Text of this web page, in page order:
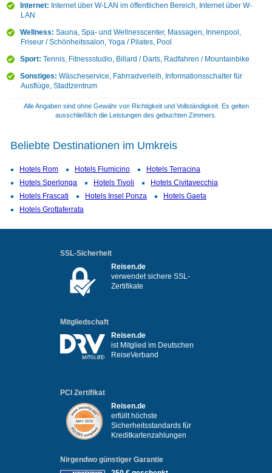
Internet: Internet über W-LAN im öffentlichen Bereich, Internet über W-
LAN
Wellness: Sauna, Spa- und Wellnesscenter, Massagen, Innenpool,
Friseur / Schönheitssalon, Yoga / Pilates, Pool
Sport: Tennis, Fitnessstudio, Billard / Darts, Radfahren / Mountainbike
Sonstiges: Wäscheservice, Fahrradverleih, Informationsschalter für
Ausflüge, Stadtzentrum
Alle Angaben sind ohne Gewähr von Richtigkeit und Vollständigkeit. Es gelten
ausschließlich die Leistungen des gebuchten Zimmers.
Beliebte Destinationen im Umkreis
Hotels Rom Hotels Fiumicino
Hotels Terracina
Hotels Sperlonga
Hotels Tivoli
Hotels Civitavecchia
Hotels Frascati
Hotels Insel Ponza
Hotels Gaeta
Hotels Grottaferrata
SSL-Sicherheit
Reisen.de
verwendet sichere SSL-
Zertifikate
Mitgliedschaft
Reisen.de
ist Mitglied im Deutschen
ReiseVerband
PCI Zertifikat
Reisen.de
erfüllt höchste
Sicherheitsstandards für
Kreditkartenzahlungen
Nirgendwo günstiger Garantie